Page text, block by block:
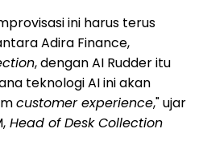
ini harus terus
Adira Finance,
, dengan AI Rudder itu
teknologi AI ini akan
customer experience," ujar
Head of Desk Collection